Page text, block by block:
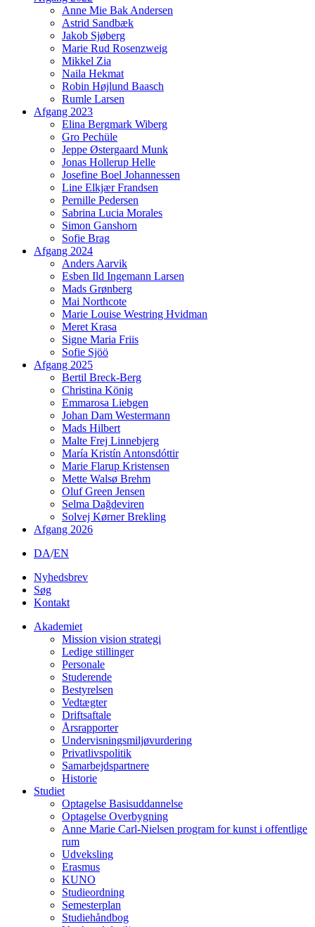
Anne Mie Bak Andersen
Astrid Sandbæk
Jakob Sjøberg
Marie Rud Rosenzweig
Mikkel Zia
Naila Hekmat
Robin Højlund Baasch
Rumle Larsen
Afgang 2023
Elina Bergmark Wiberg
Gro Pechüle
Jeppe Østergaard Munk
Jonas Hollerup Helle
Josefine Boel Johannessen
Line Elkjær Frandsen
Pernille Pedersen
Sabrina Lucia Morales
Simon Ganshorn
Sofie Brag
Afgang 2024
Anders Aarvik
Esben Ild Ingemann Larsen
Mads Grønberg
Mai Northcote
Marie Louise Westring Hvidman
Meret Krasa
Signe Maria Friis
Sofie Sjöö
Afgang 2025
Bertil Breck-Berg
Christina König
Emmarosa Liebgen
Johan Dam Westermann
Mads Hilbert
Malte Frej Linnebjerg
María Kristín Antonsdóttir
Marie Flarup Kristensen
Mette Walsø Brehm
Oluf Green Jensen
Selma Dağdeviren
Solvej Kørner Brekling
Afgang 2026
DA/EN
Nyhedsbrev
Søg
Kontakt
Akademiet
Mission vision strategi
Ledige stillinger
Personale
Studerende
Bestyrelsen
Vedtægter
Driftsaftale
Årsrapporter
Undervisningsmiljøvurdering
Privatlivspolitik
Samarbejdspartnere
Historie
Studiet
Optagelse Basisuddannelse
Optagelse Overbygning
Anne Marie Carl-Nielsen program for kunst i offentlige
rum
Udveksling
Erasmus
KUNO
Studieordning
Semesterplan
Studiehåndbog